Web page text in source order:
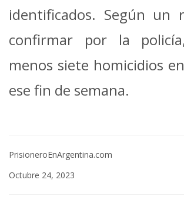
identificados. Según un
confirmar por la
menos siete homicidios
ese fin de semana.
PrisioneroEnArgentina.com
Octubre 24, 2023